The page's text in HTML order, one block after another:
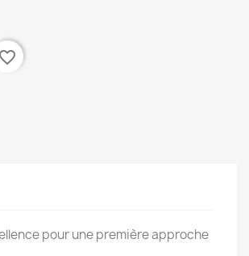
favorite_border
pour une première approche